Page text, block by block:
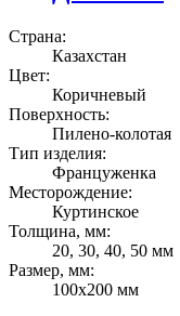
Страна:
Казахстан
Цвет:
Коричневый
Поверхность:
Пилено-колотая
Тип изделия:
Француженка
Месторождение:
Куртинское
Толщина, мм:
20, 30, 40, 50 мм
Размер, мм:
100x200 мм